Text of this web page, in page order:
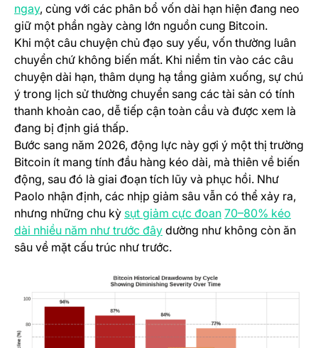
ngay(opens in a new tab)
, cùng với các phân bổ vốn dài hạn hiện đang neo
giữ một phần ngày càng lớn nguồn cung Bitcoin.
Khi một câu chuyện chủ đạo suy yếu, vốn thường luân
chuyển chứ không biến mất. Khi niềm tin vào các câu
chuyện dài hạn, thâm dụng hạ tầng giảm xuống, sự chú
ý trong lịch sử thường chuyển sang các tài sản có tính
thanh khoản cao, dễ tiếp cận toàn cầu và được xem là
đang bị định giá thấp.
Bước sang năm 2026, động lực này gợi ý một thị trường
Bitcoin ít mang tính đầu hàng kéo dài, mà thiên về biến
động, sau đó là giai đoạn tích lũy và phục hồi. Như
Paolo nhận định, các nhịp giảm sâu vẫn có thể xảy ra,
nhưng những chu kỳ sụt giảm cực đoan(opens in a new
70–80% kéo
dài nhiều năm như trước đây(opens in a new tab)
dường như không còn ăn
sâu về mặt cấu trúc như trước.